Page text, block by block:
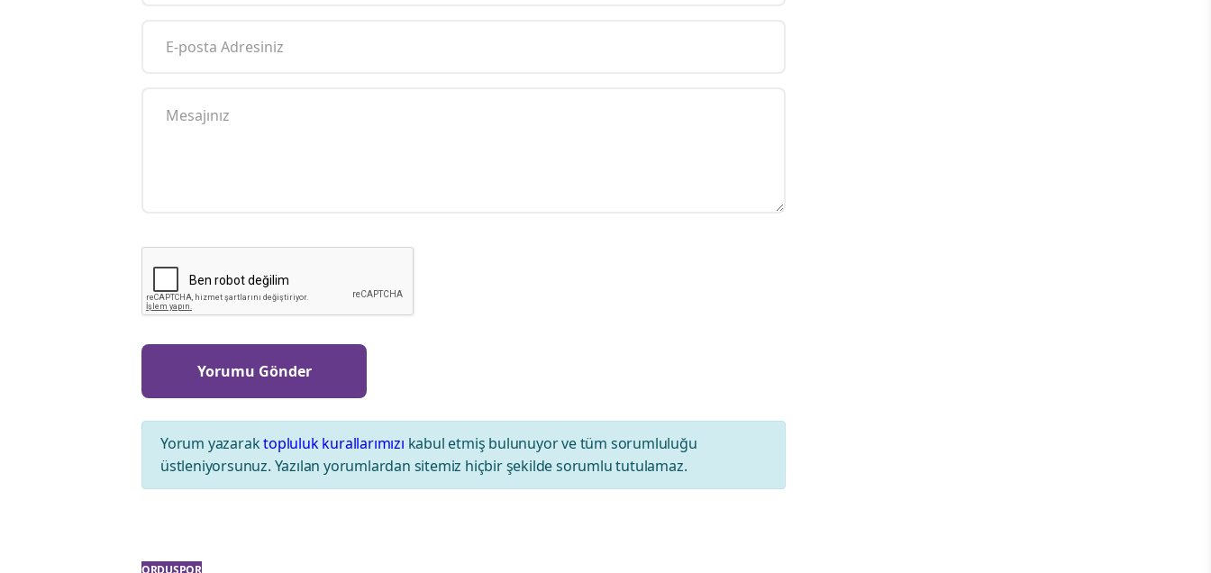
Yorum yazaraktopluluk kurallarımızı kabul etmiş bulunuyor ve tüm sorumluluğu
üstleniyorsunuz. Yazılan yorumlardan sitemiz hiçbir şekilde sorumlu tutulamaz.
ORDUSPOR